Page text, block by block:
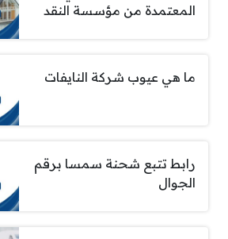
المعتمدة من مؤسسة النقد
ما هي عيوب شركة النايفات
رابط تتبع شحنة سمسا برقم
الجوال